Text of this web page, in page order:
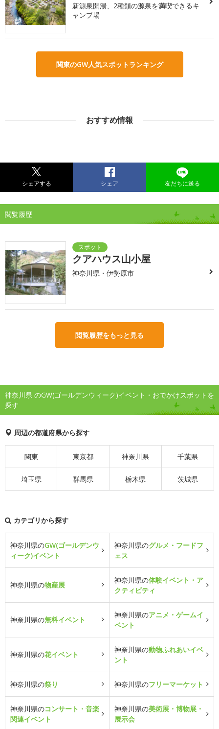
新源泉開湯、2種類の源泉を満喫できるキ
ャンプ場
関東のGW人気スポットランキング
おすすめ情報
シェアする シェア 友だちに送る
閲覧履歴
クアハウス山小屋
神奈川県・伊勢原市
閲覧履歴をもっと見る
神奈川県 のGW(ゴールデンウィーク)イベント・おでかけスポットを
探す
周辺の都道府県から探す
関東 東京都 神奈川県 千葉県
埼玉県 群馬県 栃木県 茨城県
カテゴリから探す
神奈川県のGW(ゴールデンウ
ィーク)イベント
神奈川県のグルメ・フードフ
ェス
神奈川県の物産展
神奈川県の体験イベント・ア
クティビティ
神奈川県の無料イベント
神奈川県のアニメ・ゲームイ
ベント
神奈川県の花イベント
神奈川県の動物ふれあいイベ
ント
神奈川県の祭り 神奈川県のフリーマーケット
神奈川県のコンサート・音楽
関連イベント
神奈川県の美術展・博物展・
展示会